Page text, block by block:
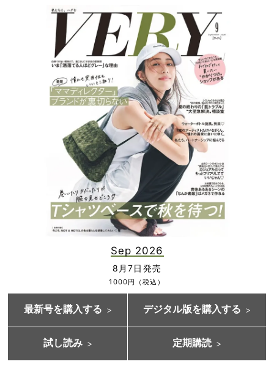
Sep 2026
8月7日発売
1000円（税込）
最新号を購入する デジタル版を購入する
試し読み 定期購読